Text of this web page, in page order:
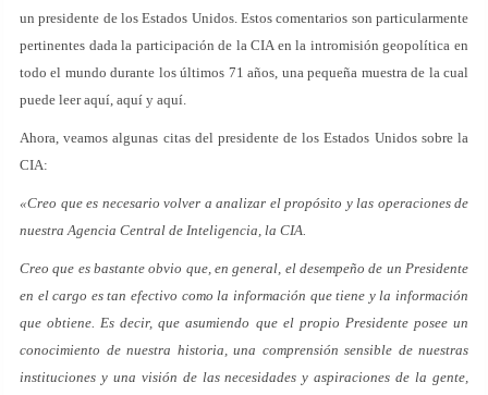
un presidente de los Estados Unidos. Estos comentarios son particularmente
pertinentes dada la participación de la CIA en la intromisión geopolítica en
todo el mundo durante los últimos 71 años, una pequeña muestra de la cual
puede leer aquí, aquí y aquí.
Ahora, veamos algunas citas del presidente de los Estados Unidos sobre la
CIA:
«Creo que es necesario volver a analizar el propósito y las operaciones de
nuestra Agencia Central de Inteligencia, la CIA.
Creo que es bastante obvio que, en general, el desempeño de un Presidente
en el cargo es tan efectivo como la información que tiene y la información
que obtiene. Es decir, que asumiendo que el propio Presidente posee un
conocimiento de nuestra historia, una comprensión sensible de nuestras
instituciones y una visión de las necesidades y aspiraciones de la gente,